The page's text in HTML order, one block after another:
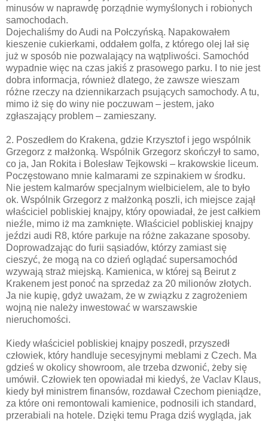
minusów w naprawdę porządnie wymyślonych i robionych
samochodach.
Dojechaliśmy do Audi na Połczyńską. Napakowałem
kieszenie cukierkami, oddałem golfa, z którego olej lał się
już w sposób nie pozwalający na wątpliwości. Samochód
wypadnie więc na czas jakiś z prasowego parku. I to nie jest
dobra informacja, również dlatego, że zawsze wieszam
różne rzeczy na dziennikarzach psujących samochody. A tu,
mimo iż się do winy nie poczuwam – jestem, jako
zgłaszający problem – zamieszany.
2. Poszedłem do Krakena, gdzie Krzysztof i jego wspólnik
Grzegorz z małżonką. Wspólnik Grzegorz skończył to samo,
co ja, Jan Rokita i Bolesław Tejkowski – krakowskie liceum.
Poczęstowano mnie kalmarami ze szpinakiem w środku.
Nie jestem kalmarów specjalnym wielbicielem, ale to było
ok. Wspólnik Grzegorz z małżonką poszli, ich miejsce zajął
właściciel pobliskiej knajpy, który opowiadał, że jest całkiem
nieźle, mimo iż ma zamknięte. Właściciel pobliskiej knajpy
jeździ audi R8, które parkuje na różne zakazane sposoby.
Doprowadzając do furii sąsiadów, którzy zamiast się
cieszyć, że mogą na co dzień oglądać supersamochód
wzywają straż miejską. Kamienica, w której są Beirut z
Krakenem jest ponoć na sprzedaż za 20 milionów złotych.
Ja nie kupię, gdyż uważam, że w związku z zagrożeniem
wojną nie należy inwestować w warszawskie
nieruchomości.
Kiedy właściciel pobliskiej knajpy poszedł, przyszedł
człowiek, który handluje secesyjnymi meblami z Czech. Ma
gdzieś w okolicy showroom, ale trzeba dzwonić, żeby się
umówił. Człowiek ten opowiadał mi kiedyś, że Vaclav Klaus,
kiedy był ministrem finansów, rozdawał Czechom pieniądze,
za które oni remontowali kamienice, podnosili ich standard,
przerabiali na hotele. Dzięki temu Praga dziś wygląda, jak